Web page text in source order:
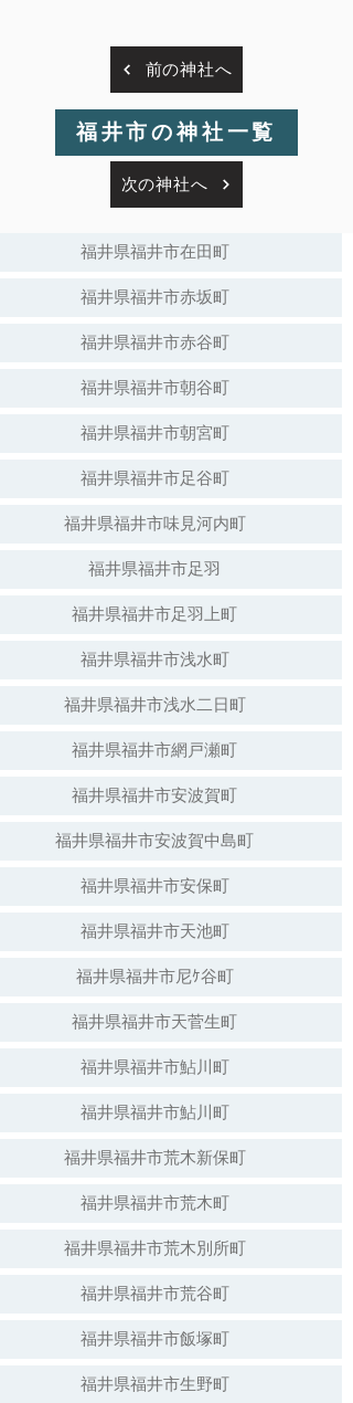
前の神社へ
福井市の神社一覧
次の神社へ
福井県福井市在田町
福井県福井市赤坂町
福井県福井市赤谷町
福井県福井市朝谷町
福井県福井市朝宮町
福井県福井市足谷町
福井県福井市味見河内町
福井県福井市足羽
福井県福井市足羽上町
福井県福井市浅水町
福井県福井市浅水二日町
福井県福井市網戸瀬町
福井県福井市安波賀町
福井県福井市安波賀中島町
福井県福井市安保町
福井県福井市天池町
福井県福井市尼ｹ谷町
福井県福井市天菅生町
福井県福井市鮎川町
福井県福井市鮎川町
福井県福井市荒木新保町
福井県福井市荒木町
福井県福井市荒木別所町
福井県福井市荒谷町
福井県福井市飯塚町
福井県福井市生野町